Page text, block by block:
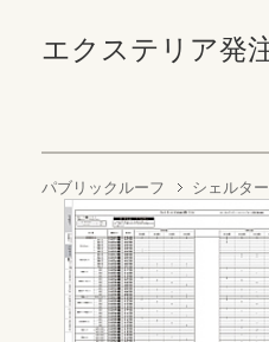
エクステリア発
パブリックルーフ シェルター